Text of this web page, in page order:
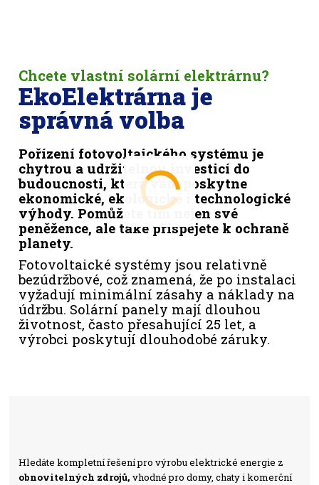
Chcete vlastní solární elektrárnu?
EkoElektrárna je
správná volba
Pořízení fotovoltaického systému je
chytrou a udržitelnou investicí do
budoucnosti, která vám poskytne
ekonomické, ekologické i technologické
výhody. Pomůžete tím nejen své
peněžence, ale také přispějete k ochraně
planety.
Fotovoltaické systémy jsou relativně
bezúdržbové, což znamená, že po instalaci
vyžadují minimální zásahy a náklady na
údržbu. Solární panely mají dlouhou
životnost, často přesahující 25 let, a
výrobci poskytují dlouhodobé záruky.
Hledáte kompletní řešení pro výrobu elektrické energie z
obnovitelných zdrojů, vhodné pro domy, chaty i komerční